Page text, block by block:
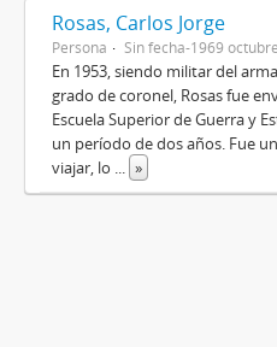
Rosas, Carlos Jorge
Persona Sin fecha-1969
En 1953, siendo militar del
grado de coronel, Rosas fue
Escuela Superior de Guerra y
un período de dos años. Fue
viajar, lo ... »